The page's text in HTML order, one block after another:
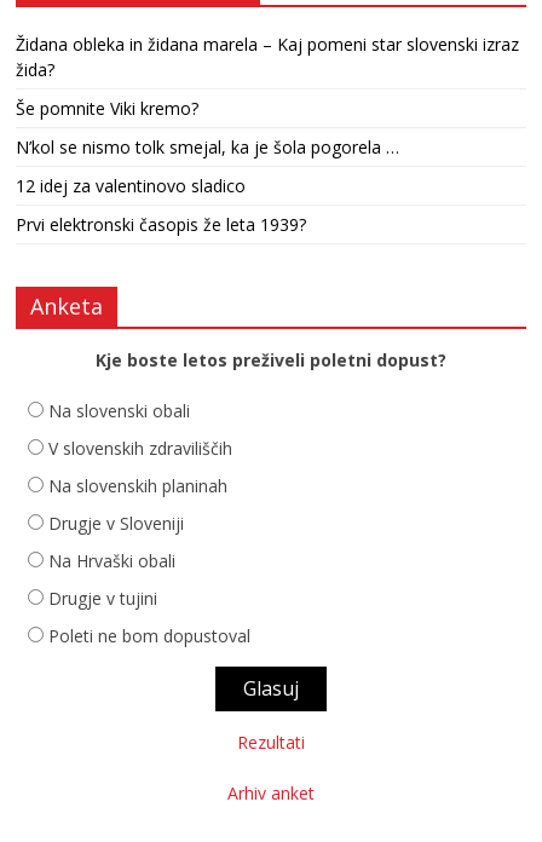
Židana obleka in židana marela – Kaj pomeni star slovenski izraz
žida?
Še pomnite Viki kremo?
N’kol se nismo tolk smejal, ka je šola pogorela …
12 idej za valentinovo sladico
Prvi elektronski časopis že leta 1939?
Anketa
Kje boste letos preživeli poletni dopust?
Na slovenski obali
V slovenskih zdraviliščih
Na slovenskih planinah
Drugje v Sloveniji
Na Hrvaški obali
Drugje v tujini
Poleti ne bom dopustoval
Rezultati
Arhiv anket